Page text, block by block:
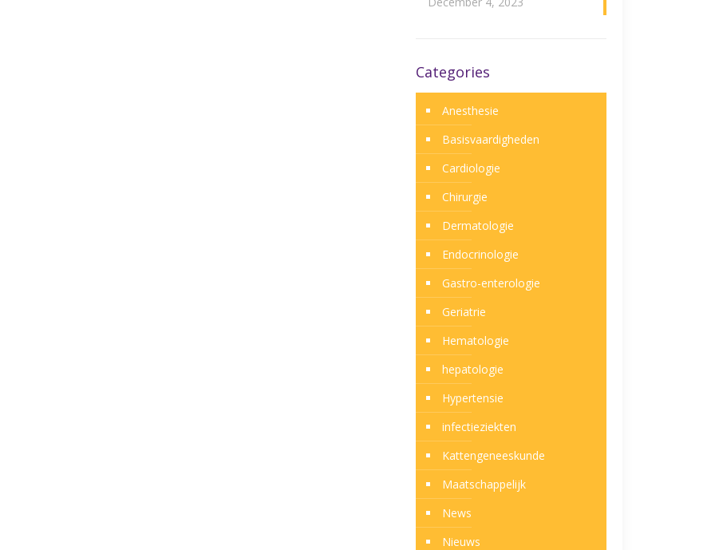
Categories
Anesthesie
Basisvaardigheden
Cardiologie
Chirurgie
Dermatologie
Endocrinologie
Gastro-enterologie
Geriatrie
Hematologie
hepatologie
Hypertensie
infectieziekten
Kattengeneeskunde
Maatschappelijk
News
Nieuws